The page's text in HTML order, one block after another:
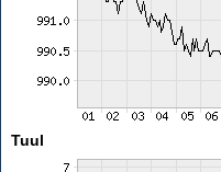
Tuul